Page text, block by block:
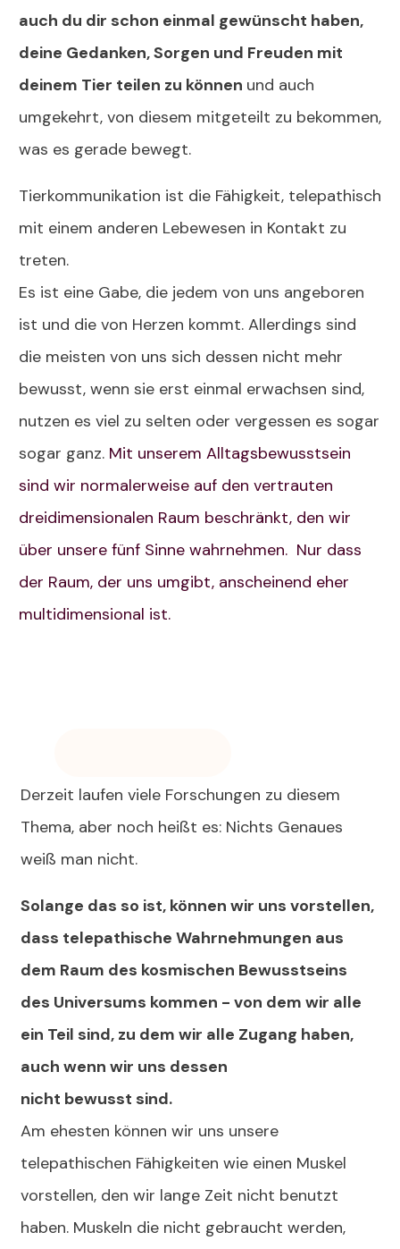
auch du dir schon einmal gewünscht haben,
deine Gedanken, Sorgen und Freuden mit
deinem Tier teilen zu können und auch
umgekehrt, von diesem mitgeteilt zu bekommen,
was es gerade bewegt.
Tierkommunikation ist die Fähigkeit, telepathisch
mit einem anderen Lebewesen in Kontakt zu
treten.
Es ist eine Gabe, die jedem von uns angeboren
ist und die von Herzen kommt. Allerdings sind
die meisten von uns sich dessen nicht mehr
bewusst, wenn sie erst einmal erwachsen sind,
nutzen es viel zu selten oder vergessen es sogar
sogar ganz. Mit unserem Alltagsbewusstsein
sind wir normalerweise auf den vertrauten
dreidimensionalen Raum beschränkt, den wir
über unsere fünf Sinne wahrnehmen. Nur dass
der Raum, der uns umgibt, anscheinend eher
multidimensional ist.
Derzeit laufen viele Forschungen zu diesem
Thema, aber noch heißt es: Nichts Genaues
weiß man nicht.
Solange das so ist, können wir uns vorstellen,
dass telepathische Wahrnehmungen aus
dem Raum des kosmischen Bewusstseins
des Universums kommen - von dem wir alle
ein Teil sind, zu dem wir alle Zugang haben,
auch wenn wir uns dessen
nicht bewusst sind.
Am ehesten können wir uns unsere
telepathischen Fähigkeiten wie einen Muskel
vorstellen, den wir lange Zeit nicht benutzt
haben. Muskeln die nicht gebraucht werden,